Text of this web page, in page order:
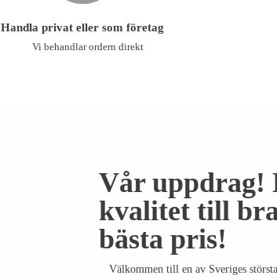
Handla privat eller som företag
Vi behandlar ordern direkt
Vår uppdrag!
kvalitet till
bästa pris!
Välkommen till en av Sveriges